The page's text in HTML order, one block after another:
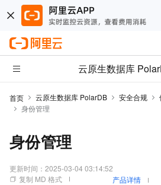
云原生数据库
首页 云原生数据库 PolarDB 安全合规
身份管理
身份管理
更新时间： 2025-03-04 03:14:52
复制 MD 格式
产品详情